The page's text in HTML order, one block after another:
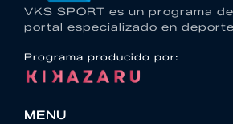
VKS SPORT es un programa
portal especializado en
Programa producido por:
MENU